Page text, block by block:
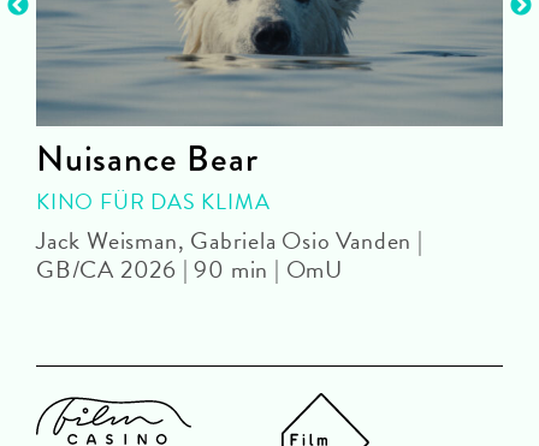
Nuisance Bear
KINO FÜR DAS KLIMA
Jack Weisman, Gabriela Osio Vanden |
GB/CA 2026 | 90 min | OmU